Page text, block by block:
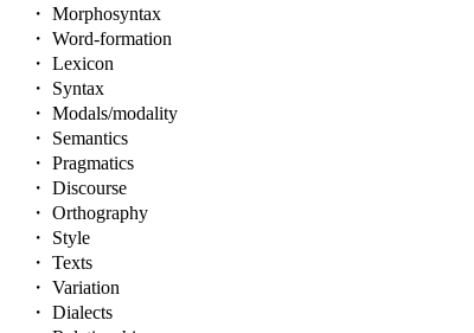
・ Morphosyntax
・ Word-formation
・ Lexicon
・ Syntax
・ Modals/modality
・ Semantics
・ Pragmatics
・ Discourse
・ Orthography
・ Style
・ Texts
・ Variation
・ Dialects